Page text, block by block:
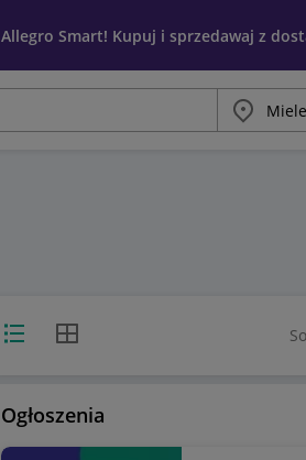
Allegro Smart! Kupuj i sprzedawaj z
Miasto
Widok listyWidok siatki
Ogłoszenia